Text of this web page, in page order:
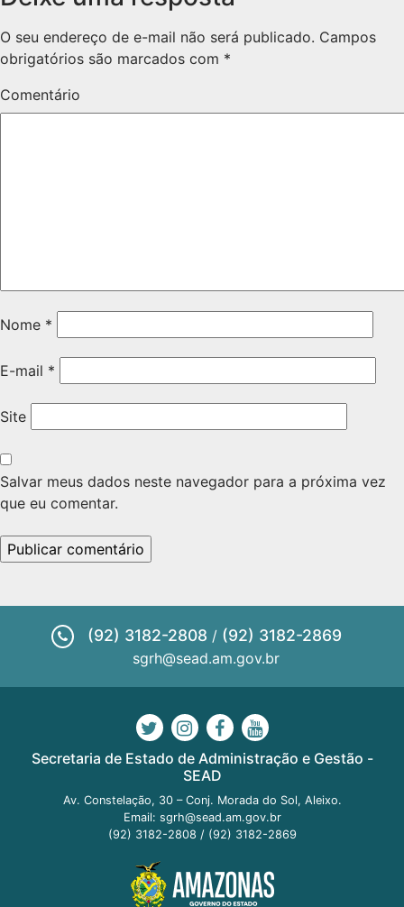
O seu endereço de e-mail não será publicado. Campos
obrigatórios são marcados com *
Comentário
Nome *
E-mail *
Site
Salvar meus dados neste navegador para a próxima vez
que eu comentar.
(92) 3182-2808 / (92) 3182-2869
sgrh@sead.am.gov.br
Secretaria de Estado de Administração e Gestão -
SEAD
Av. Constelação, 30 – Conj. Morada do Sol, Aleixo.
Email: sgrh@sead.am.gov.br
(92) 3182-2808 / (92) 3182-2869